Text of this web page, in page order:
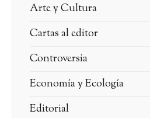
Arte y Cultura
Cartas al editor
Controversia
Economía y Ecología
Editorial